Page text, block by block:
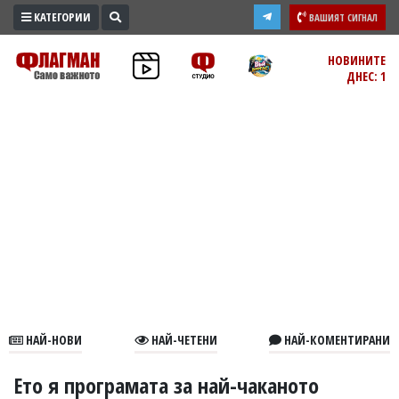
ПРОМО
ЗОНА
В
КАТЕГОРИИ ВАШИЯТ СИГНАЛ
НОВИНИТЕ
ДНЕС: 1
НАЙ-НОВИ НАЙ-ЧЕТЕНИ НАЙ-КОМЕНТИРАНИ
Ето я програмата за най-чаканото